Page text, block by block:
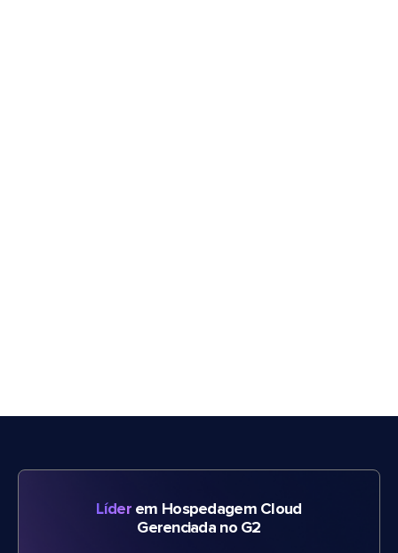
Líderem Hospedagem Cloud
Gerenciada no G2